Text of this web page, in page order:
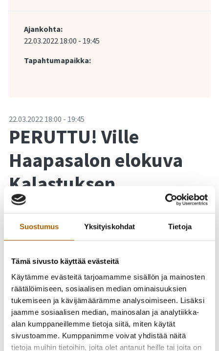
Suostumus Yksityiskohdat Tietoja
Tämä sivusto käyttää evästeitä
Käytämme evästeitä tarjoamamme sisällön ja mainosten
räätälöimiseen, sosiaalisen median ominaisuuksien
tukemiseen ja kävijämäärämme analysoimiseen. Lisäksi
jaamme sosiaalisen median, mainosalan ja analytiikka-
alan kumppaneillemme tietoja siitä, miten käytät
sivustoamme. Kumppanimme voivat yhdistää näitä
tietoja muihin tietoihin, joita olet antanut heille tai joita on
Ajankohta:
22.03.2022 18:00 - 19:45
Tapahtumapaikka:
-22.03.2022 18:00 - 19:45
PERUTTU! Ville
Haapasalon elokuva
Kalastuksen
kansallisia
erikoisuuksia
Meijerikadun
auditoriossa
Ville Haapasalon Kalastuksen kansallisia erikoisuuksia -elokuvan
näytös peruuntuu tiistailta 22.3. Ilmoitamme mahdollisesta
uudesta näytösajasta myöhemmin.